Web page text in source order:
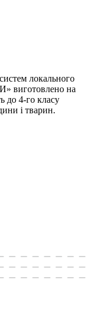
локального
виготовлено на
до 4-го класу
і тварин.